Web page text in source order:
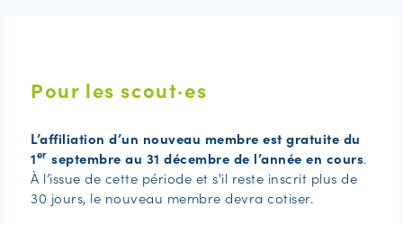
Pour les scout·es
L’affiliation d’un nouveau membre est gratuite du
1er septembre au 31 décembre de l’année en cours.
À l’issue de cette période et s'il reste inscrit plus de
30 jours, le nouveau membre devra cotiser.